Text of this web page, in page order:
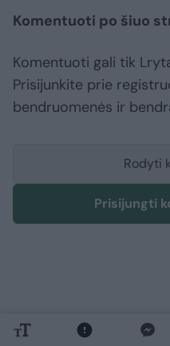
Komentuoti po šiuo
Komentuoti gali tik
Prisijunkite prie
bendruomenės ir
Rodyti
Prisijungti